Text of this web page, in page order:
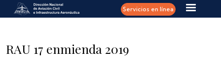
Pasar al contenido principal Servicios en línea
RAU 17 enmienda 2019